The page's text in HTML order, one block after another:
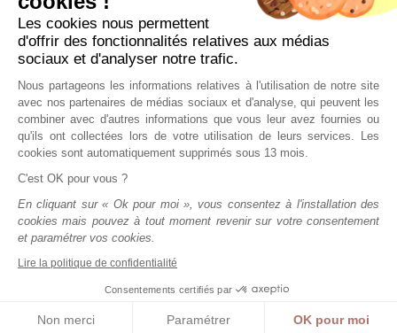
Actualités
Contact
Plan de site
ALERTES EMAIL
Restez informé et inscrivez vous à notre newsletter :
S'INSCRIRE
Politique de confidentialité
Les cookies nous permettent
d'offrir des fonctionnalités relatives aux médias
sociaux et d'analyser notre trafic.
Nous partageons les informations relatives à l'utilisation de notre site
avec nos partenaires de médias sociaux et d'analyse, qui peuvent les
combiner avec d'autres informations que vous leur avez fournies ou
qu'ils ont collectées lors de votre utilisation de leurs services. Les
cookies sont automatiquement supprimés sous 13 mois.
C'est OK pour vous ?
En cliquant sur « Ok pour moi », vous consentez à l'installation des
cookies mais pouvez à tout moment revenir sur votre consentement
et paramétrer vos cookies.
Lire la politique de confidentialité
Consentements certifiés par
Non merci Paramétrer OK pour moi